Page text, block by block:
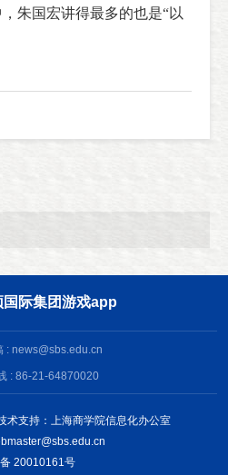
朱国宏讲得最多的也是“以
国际集团游戏app
: news@sbs.edu.cn
: 86-21-64870020
术支持：上海商学院信息化办公室
20010161号